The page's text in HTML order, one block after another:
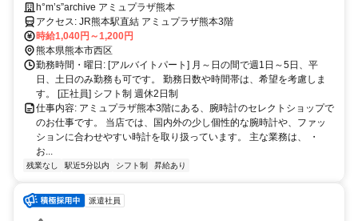
h°m’s”archive アミュプラザ熊本
アクセス: JR熊本駅直結 アミュプラザ熊本3階
時給1,040円～1,200円
熊本県熊本市西区
勤務時間・曜日: [アルバイトパート] 月～日の間で週1日～5日、平
日、土日のみ勤務も可です。 勤務日数や時間帯は、希望を考慮しま
す。 [正社員] シフト制 週休2日制
仕事内容: アミュプラザ熊本3階にある、腕時計のセレクトショップで
のお仕事です。 当店では、国内外の少し個性的な腕時計や、ファッ
ションに合わせやすい時計を取り扱っています。 主な業務は、 ・
お...
残業なし 駅近5分以内 シフト制 昇給あり
派遣社員